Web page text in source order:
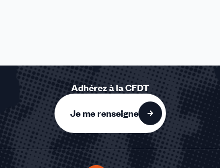
Adhérez à la CFDT
Je me renseigne